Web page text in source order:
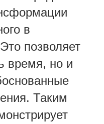
в
позволяет
время, но и
Таким